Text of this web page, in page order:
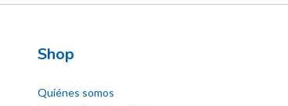
Shop
Quiénes somos